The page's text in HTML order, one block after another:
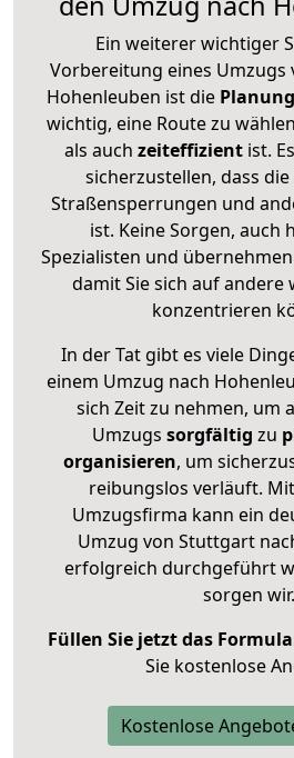
Ein weiterer wichtiger
Vorbereitung eines
Hohenleuben ist die
wichtig, eine Route zu
als auch zeiteffizientist.
sicherzustellen, dass
Straßensperrungen und
ist. Keine Sorgen, auch
Spezialisten und
damit Sie sich auf andere
konzentrieren
In der Tat gibt es viele
einem Umzug nach
sich Zeit zu nehmen, um
Umzugs sorgfältig zu
organisieren, um
reibungslos verläuft.
Umzugsfirma kann ein
Umzug von Stuttgart
erfolgreich durchgeführt
sorgen wir.
Füllen Sie jetzt das
Sie kostenlose
Kostenlose